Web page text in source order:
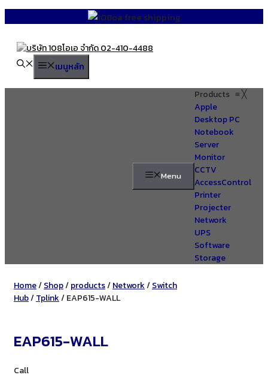
content
เมนูหลัก
Menu
Products ≡╳
Apple
Desktop PC
Notebook
Server
Monitor
CCTV
AccessControl
Printer
Projecter
Network
UPS
Software
Storage
Home/Shop/products/Network/Switch
Hub/Tplink/ EAP615-WALL
EAP615-WALL
Call